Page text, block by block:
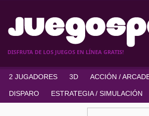
DISFRUTA DE LOS JUEGOS EN LÍNEA GRATIS!
2 JUGADORES 3D ACCIÓN /
DISPARO ESTRATEGIA / SIMULACIÓN